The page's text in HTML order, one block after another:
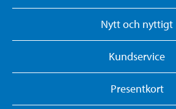
Nytt och nyttigt
Kundservice
Presentkort